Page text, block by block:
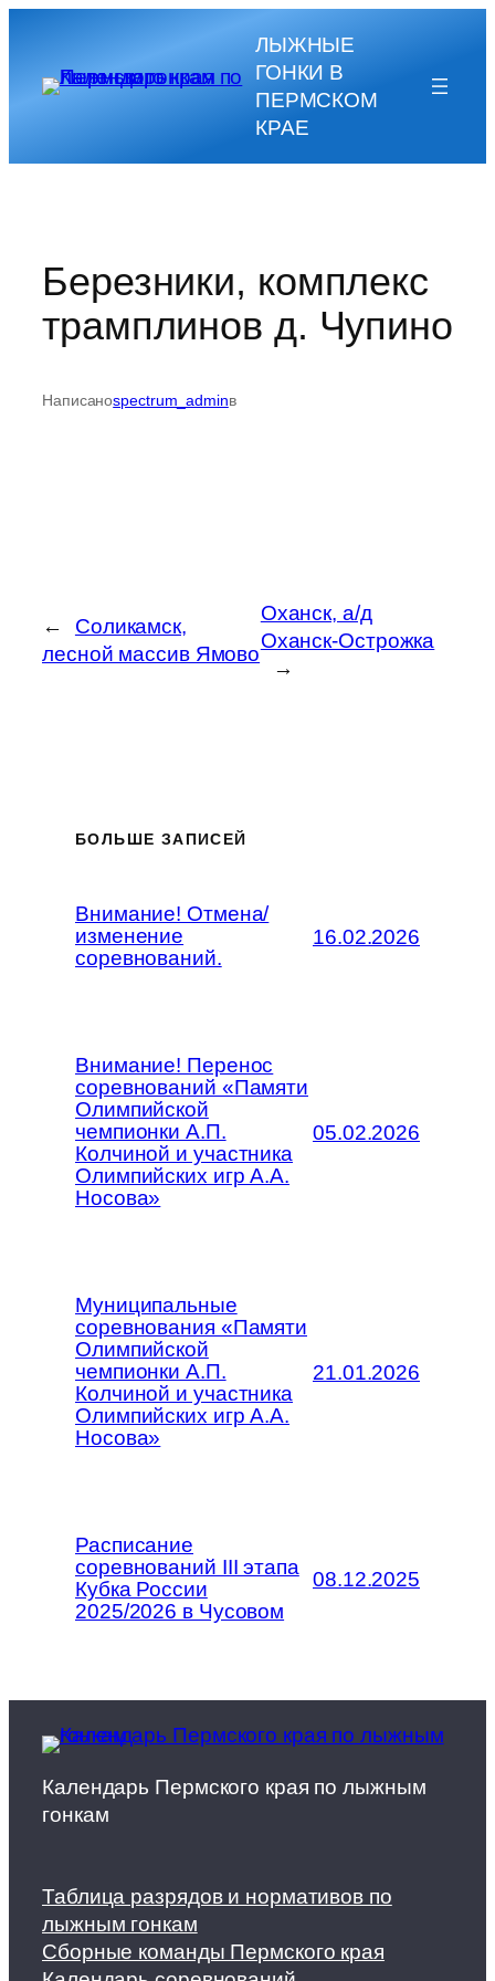
содержимому
ЛЫЖНЫЕ
ГОНКИ В
ПЕРМСКОМ
КРАЕ
Березники, комплекс
трамплинов д. Чупино
Написаноspectrum_adminв
←
Соликамск,
лесной массив Ямово
Оханск, а/д
Оханск-Острожка
→
БОЛЬШЕ ЗАПИСЕЙ
Внимание! Отмена/
изменение
соревнований.
16.02.2026
Внимание! Перенос
соревнований «Памяти
Олимпийской
чемпионки А.П.
Колчиной и участника
Олимпийских игр А.А.
Носова»
05.02.2026
Муниципальные
соревнования «Памяти
Олимпийской
чемпионки А.П.
Колчиной и участника
Олимпийских игр А.А.
Носова»
21.01.2026
Расписание
соревнований III этапа
Кубка России
2025/2026 в Чусовом
08.12.2025
Календарь Пермского края по лыжным
гонкам
Таблица разрядов и нормативов по
лыжным гонкам
Сборные команды Пермского края